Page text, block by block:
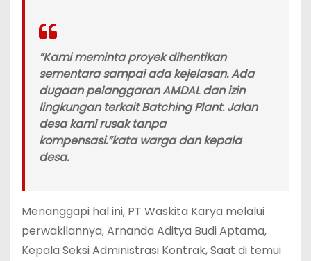
‎”Kami meminta proyek dihentikan
sementara sampai ada kejelasan. Ada
dugaan pelanggaran AMDAL dan izin
lingkungan terkait Batching Plant. Jalan
desa kami rusak tanpa
kompensasi.”kata warga dan kepala
desa.
‎Menanggapi hal ini, PT Waskita Karya melalui
perwakilannya, Arnanda Aditya Budi Aptama,
Kepala Seksi Administrasi Kontrak, Saat di temui